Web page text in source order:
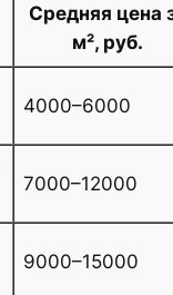
Средняя цена
м², руб.
4000–6000
7000–12000
9000–15000